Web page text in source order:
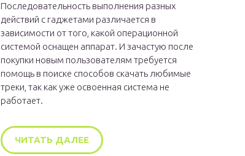
Последовательность выполнения разных
действий с гаджетами различается в
зависимости от того, какой операционной
системой оснащен аппарат. И зачастую после
покупки новым пользователям требуется
помощь в поиске способов скачать любимые
треки, так как уже освоенная система не
работает.
ЧИТАТЬ ДАЛЕЕ